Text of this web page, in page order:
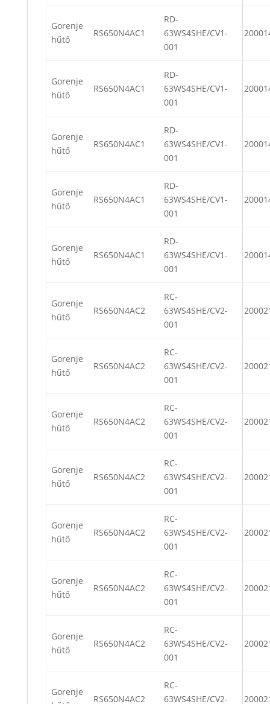
Gorenje
hűtő
RS650N4AC1
RD-
63WS4SHE/CV1-
001
Gorenje
hűtő
RS650N4AC1
RD-
63WS4SHE/CV1-
001
Gorenje
hűtő
RS650N4AC1
RD-
63WS4SHE/CV1-
001
Gorenje
hűtő
RS650N4AC1
RD-
63WS4SHE/CV1-
001
Gorenje
hűtő
RS650N4AC1
RD-
63WS4SHE/CV1-
001
Gorenje
hűtő
RS650N4AC2
RC-
63WS4SHE/CV2-
001
Gorenje
hűtő
RS650N4AC2
RC-
63WS4SHE/CV2-
001
Gorenje
hűtő
RS650N4AC2
RC-
63WS4SHE/CV2-
001
Gorenje
hűtő
RS650N4AC2
RC-
63WS4SHE/CV2-
001
Gorenje
hűtő
RS650N4AC2
RC-
63WS4SHE/CV2-
001
Gorenje
hűtő
RS650N4AC2
RC-
63WS4SHE/CV2-
001
Gorenje
hűtő
RS650N4AC2
RC-
63WS4SHE/CV2-
001
Gorenje
RS650N4AC2
RC-
63WS4SHE/CV2-